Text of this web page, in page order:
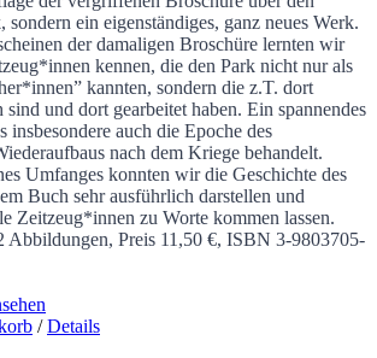
sondern ein eigenständiges, ganz neues Werk.
der damaligen Broschüre lernten wir
kennen, die den Park nicht nur als
kannten, sondern die z.T. dort
sind und dort gearbeitet haben. Ein spannendes
insbesondere auch die Epoche des
nach dem Kriege behandelt.
Umfanges konnten wir die Geschichte des
Buch sehr ausführlich darstellen und
Zeitzeug*innen zu Worte kommen lassen.
Abbildungen, Preis 11,50 €, ISBN 3-9803705-
/ Details